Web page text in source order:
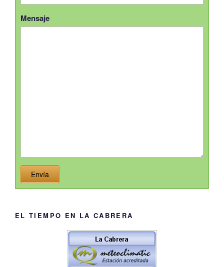
Mensaje
Envía
EL TIEMPO EN LA CABRERA